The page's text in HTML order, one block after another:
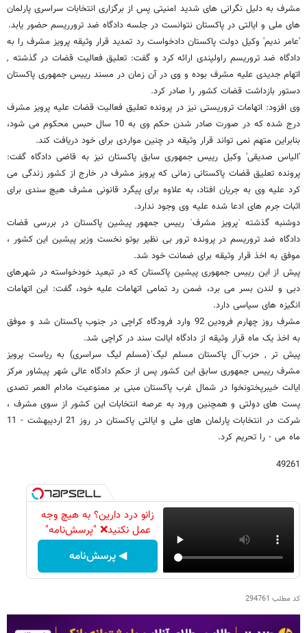
مشرف به دلیل نگرانی های شدید امنیتی پس از برگزاری انتخابات سراسری پارلمان
های ملی و ایالتی در پاکستان نتوانست در جلسه دادگاه ضد ترورریسم حضور یابد.
'عامر ندیم' وکیل دولت پاکستان دادخواست رد تمدید قرار وثیقه پرویز مشرف را به
دادگاه ضد تروریسم راولپندی ارائه کرد و گفت: تعلیق فعالیت قضات در گذشته ,
اتھام جدیدی علیه مشرف بوده و وی در آن زمان در مسند رییس جمھوری پاکستان
دستور بازداشت قضات کشور را صادر کرد.
وی افزود: اتھامات تروریستی نیز در پرونده تعلیق فعالیت قضات علیه پرویز مشرف
درج شده که در صورت صادر شدن حکم وی به 10 سال حبس محکوم می شود،
بنابراین متھم نمی تواند قرار وثیقه در چنین مواردی برای خود دریافت کند.
'الیاس صدیقی' وکیل رییس جمھوری سابق پاکستان نیز به قاضی دادگاه گفت:
پرونده تعلیق قضات پاکستانی زمانی که پرویز مشرف در خارج از کشور زندگی می
کرد علیه وی به جریان افتاد، به علاوه برای پیگرد قانونی مشرف ھیچ سندی برای
اثبات جرم های ادعا شده علیه وی وجود ندارد.
دوشنبه گذشته ˈپرویز مشرفˈ رییس جمهور پیشین پاکستان در بررسی قضات
دادگاه ضد تروریسم در پرونده ترور بی نظیر بوتو نخست وزیر پیشین این کشور ،
موفق به اخذ قرار وثیقه برای ضمانت خود شد.
پیش از این رییس جمھوری پیشین پاکستان که در تبعید خودخواسته در شھرھای
دبی و لندن بسر می برد، ضمن رد تمامی اتھامات علیه خود، گفت: این اتھامات
انگیزه ھای سیاسی دارد.
مشرف روز چهارم فرودین 92 وارد فرودگاه کراچی در جنوب پاکستان شد و موفق
به اخذ یک ماه قرار وثیقه از دادگاه ایالت سند در کراچی شد.
پیش تر , حزبˈآل پاکستان مسلم لیگˈ(مسلم لیگ سراسری) به ریاست پرویز
مشرف رییس جمهوری سابق این کشور پس از حکم دادگاه عالی شهر پیشاور مرکز
ایالت خیبرپختونخوا در شمال غرب پاکستان مبنی بر ممنوعیت مادام العمر تصدی
پست های دولتی و همچنین ورود به عرصه انتخابات این کشور از سوی مشرف ،
شرکت در انتخابات پارلمان های ملی و ایالتی پاکستان در روز 21 اردیبهشت - 11
ماه می - را تحریم کرد.
49261
زانو درد دارین؟ به هیچ وجه
عمل نکنید❌ "پرسش‌نامه"
◀ پرسش‌نامه
کد مطلب 294761